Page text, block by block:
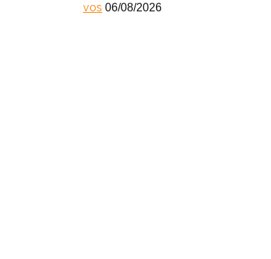
vos 06/08/2026